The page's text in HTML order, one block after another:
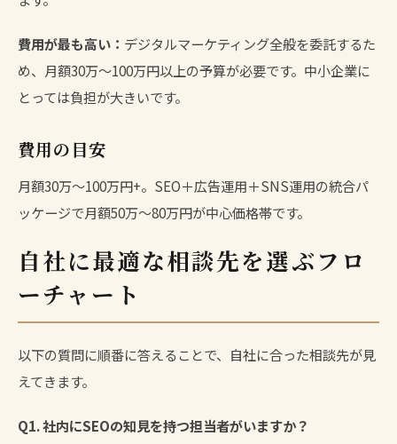
費用が最も高い： デジタルマーケティング全般を委託するた
め、月額30万〜100万円以上の予算が必要です。中小企業に
とっては負担が大きいです。
費用の目安
月額30万〜100万円+。SEO＋広告運用＋SNS運用の統合パ
ッケージで月額50万〜80万円が中心価格帯です。
自社に最適な相談先を選ぶフロ
ーチャート
以下の質問に順番に答えることで、自社に合った相談先が見
えてきます。
Q1. 社内にSEOの知見を持つ担当者がいますか？